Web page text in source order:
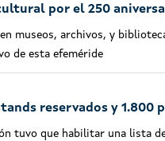
por el 250
museos, archivos, y
de esta efeméride
reservados y 1.800
tuvo que habilitar una lista